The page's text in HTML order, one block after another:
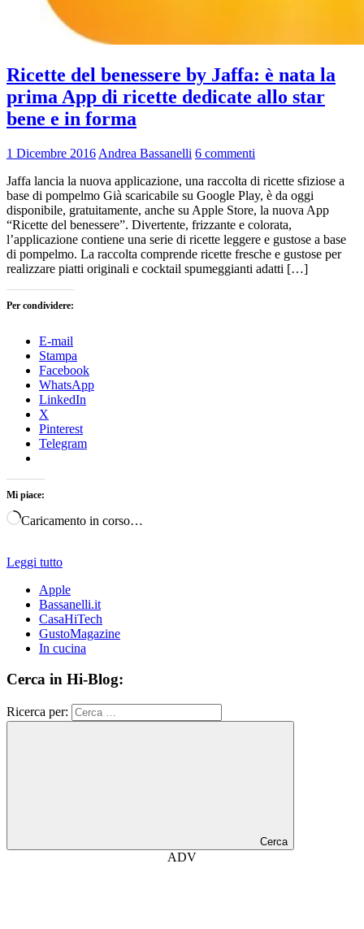
Ricette del benessere by Jaffa: è nata la
prima App di ricette dedicate allo star
bene e in forma
1 Dicembre 2016 Andrea Bassanelli 6 commenti
Jaffa lancia la nuova applicazione, una raccolta di ricette sfiziose a
base di pompelmo Già scaricabile su Google Play, è da oggi
disponibile, gratuitamente, anche su Apple Store, la nuova App
“Ricette del benessere”. Divertente, frizzante e colorata,
l’applicazione contiene una serie di ricette leggere e gustose a base
di pompelmo. La raccolta comprende ricette fresche e gustose per
realizzare piatti originali e cocktail spumeggianti adatti […]
Per condividere:
E-mail
Stampa
Facebook
WhatsApp
LinkedIn
X
Pinterest
Telegram
Mi piace:
Caricamento in corso…
Leggi tutto
Apple
Bassanelli.it
CasaHiTech
GustoMagazine
In cucina
Cerca in Hi-Blog:
Ricerca per:
Cerca
ADV